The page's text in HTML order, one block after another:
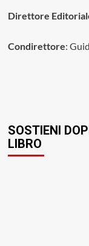
Direttore
Condirettore:
SOSTIENI
LIBRO